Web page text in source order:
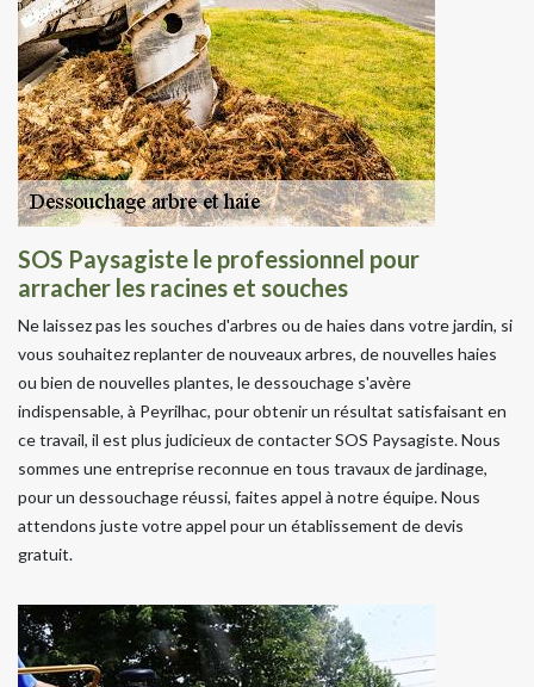
SOS Paysagiste le professionnel pour
arracher les racines et souches
Ne laissez pas les souches d'arbres ou de haies dans votre jardin, si
vous souhaitez replanter de nouveaux arbres, de nouvelles haies
ou bien de nouvelles plantes, le dessouchage s'avère
indispensable, à Peyrilhac, pour obtenir un résultat satisfaisant en
ce travail, il est plus judicieux de contacter SOS Paysagiste. Nous
sommes une entreprise reconnue en tous travaux de jardinage,
pour un dessouchage réussi, faites appel à notre équipe. Nous
attendons juste votre appel pour un établissement de devis
gratuit.